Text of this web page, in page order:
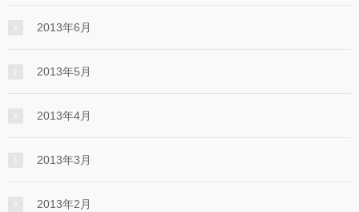
2013年6月
2013年5月
2013年4月
2013年3月
2013年2月